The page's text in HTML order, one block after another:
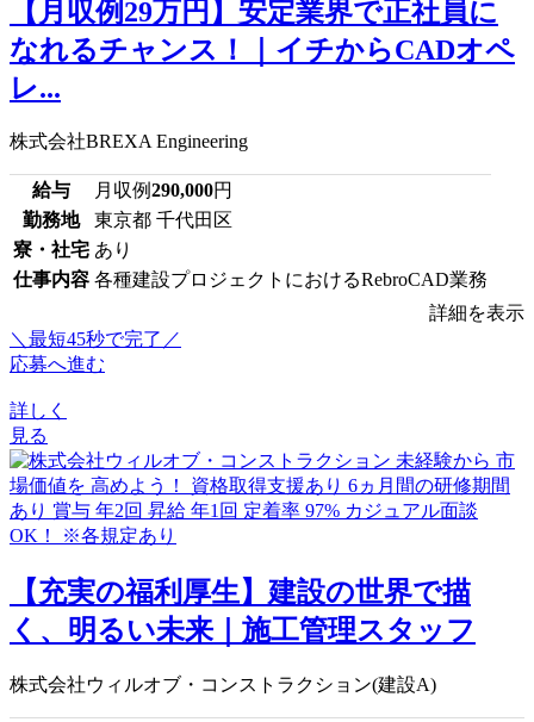
【月収例29万円】安定業界で正社員に
なれるチャンス！｜イチからCADオペ
レ...
株式会社BREXA Engineering
給与 月収例290,000円
勤務地
東京都 千代田区
寮・社宅 あり
仕事内容 各種建設プロジェクトにおけるRebroCAD業務
詳細を表示
＼最短45秒で完了／
応募へ進む
詳しく
見る
【充実の福利厚生】建設の世界で描
く、明るい未来｜施工管理スタッフ
株式会社ウィルオブ・コンストラクション(建設A)